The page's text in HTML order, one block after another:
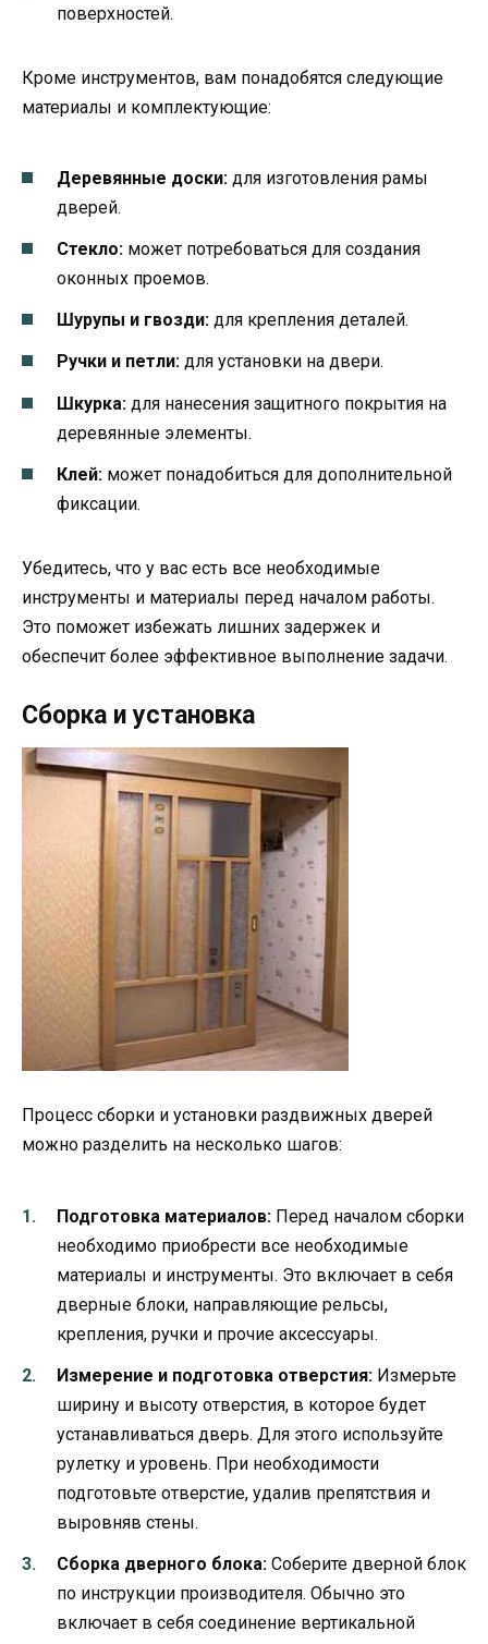
поверхностей.
Кроме инструментов, вам понадобятся следующие
материалы и комплектующие:
Деревянные доски: для изготовления рамы
дверей.
Стекло: может потребоваться для создания
оконных проемов.
Шурупы и гвозди: для крепления деталей.
Ручки и петли: для установки на двери.
Шкурка: для нанесения защитного покрытия на
деревянные элементы.
Клей: может понадобиться для дополнительной
фиксации.
Убедитесь, что у вас есть все необходимые
инструменты и материалы перед началом работы.
Это поможет избежать лишних задержек и
обеспечит более эффективное выполнение задачи.
Сборка и установка
Процесс сборки и установки раздвижных дверей
можно разделить на несколько шагов:
Подготовка материалов: Перед началом сборки
необходимо приобрести все необходимые
материалы и инструменты. Это включает в себя
дверные блоки, направляющие рельсы,
крепления, ручки и прочие аксессуары.
Измерение и подготовка отверстия: Измерьте
ширину и высоту отверстия, в которое будет
устанавливаться дверь. Для этого используйте
рулетку и уровень. При необходимости
подготовьте отверстие, удалив препятствия и
выровняв стены.
Сборка дверного блока: Соберите дверной блок
по инструкции производителя. Обычно это
включает в себя соединение вертикальной